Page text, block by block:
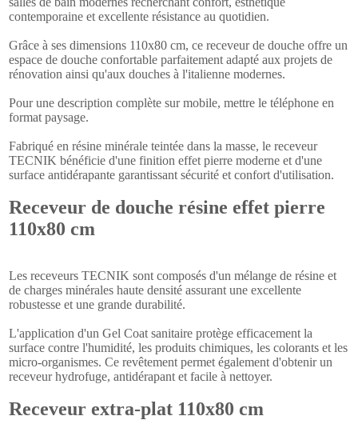
contemporaine et excellente résistance au quotidien.
Grâce à ses dimensions 110x80 cm, ce receveur de douche offre un
espace de douche confortable parfaitement adapté aux projets de
rénovation ainsi qu'aux douches à l'italienne modernes.
Pour une description complète sur mobile, mettre le téléphone en
format paysage.
Fabriqué en résine minérale teintée dans la masse, le receveur
TECNIK bénéficie d'une finition effet pierre moderne et d'une
surface antidérapante garantissant sécurité et confort d'utilisation.
Receveur de douche résine effet pierre
110x80 cm
Les receveurs TECNIK sont composés d'un mélange de résine et
de charges minérales haute densité assurant une excellente
robustesse et une grande durabilité.
L'application d'un Gel Coat sanitaire protège efficacement la
surface contre l'humidité, les produits chimiques, les colorants et les
micro-organismes. Ce revêtement permet également d'obtenir un
receveur hydrofuge, antidérapant et facile à nettoyer.
Receveur extra-plat 110x80 cm